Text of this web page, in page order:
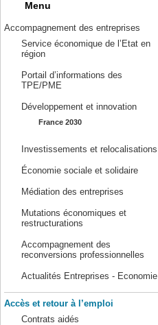
Menu
Accompagnement des entreprises
Service économique de l’Etat en
région
Portail d’informations des
TPE/PME
Développement et innovation
France 2030
Investissements et relocalisations
Économie sociale et solidaire
Médiation des entreprises
Mutations économiques et
restructurations
Accompagnement des
reconversions professionnelles
Actualités Entreprises - Economie
Accès et retour à l’emploi
Contrats aidés